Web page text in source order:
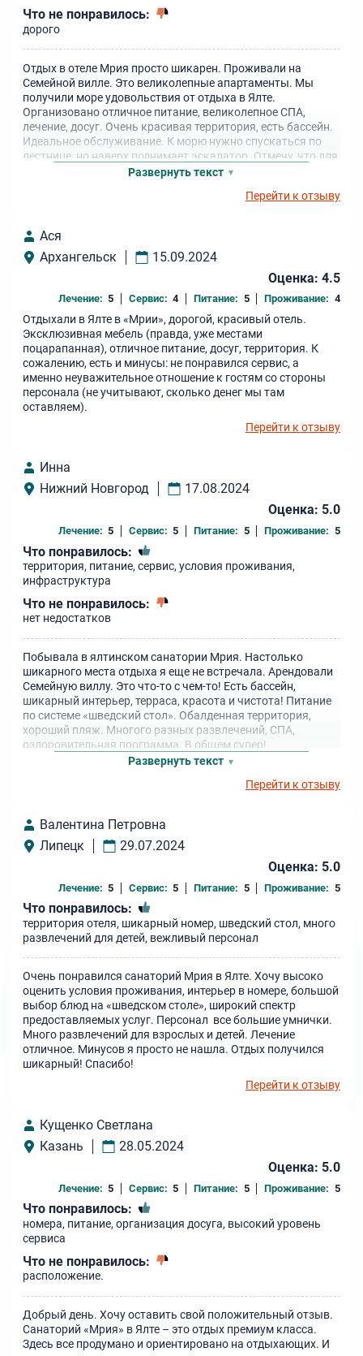
Что не понравилось:
дорого
Отдых в отеле Мрия просто шикарен. Проживали на
Семейной вилле. Это великолепные апартаменты. Мы
получили море удовольствия от отдыха в Ялте.
Организовано отличное питание, великолепное СПА,
лечение, досуг. Очень красивая территория, есть бассейн.
Идеальное обслуживание. К морю нужно спускаться по
лестнице, но наверх поднимает эскалатор. Отмечу, что для
удобства гостей предусмотрена каждая мелочь. Я в
Развернуть текст
Перейти к отзыву
Ася
Архангельск
15.09.2024
Оценка: 4.5
Лечение: 5 Сервис: 4 Питание: 5 Проживание: 4
Отдыхали в Ялте в «Мрии», дорогой, красивый отель.
Эксклюзивная мебель (правда, уже местами
поцарапанная), отличное питание, досуг, территория. К
сожалению, есть и минусы: не понравился сервис, а
именно неуважительное отношение к гостям со стороны
персонала (не учитывают, сколько денег мы там
оставляем).
Перейти к отзыву
Инна
Нижний Новгород
17.08.2024
Оценка: 5.0
Лечение: 5 Сервис: 5 Питание: 5 Проживание: 5
Что понравилось:
территория, питание, сервис, условия проживания,
инфраструктура
Что не понравилось:
нет недостатков
Побывала в ялтинском санатории Мрия. Настолько
шикарного места отдыха я еще не встречала. Арендовали
Семейную виллу. Это что-то с чем-то! Есть бассейн,
шикарный интерьер, терраса, красота и чистота! Питание
по системе «шведский стол». Обалденная территория,
хороший пляж. Многого разных развлечений, СПА,
оздоровительная программа. В общем супер!
Развернуть текст
Перейти к отзыву
Валентина Петровна
Липецк
29.07.2024
Оценка: 5.0
Лечение: 5 Сервис: 5 Питание: 5 Проживание: 5
Что понравилось:
территория отеля, шикарный номер, шведский стол, много
развлечений для детей, вежливый персонал
Очень понравился санаторий Мрия в Ялте. Хочу высоко
оценить условия проживания, интерьер в номере, большой
выбор блюд на «шведском столе», широкий спектр
предоставляемых услуг. Персонал все большие умнички.
Много развлечений для взрослых и детей. Лечение
отличное. Минусов я просто не нашла. Отдых получился
шикарный! Спасибо!
Перейти к отзыву
Кущенко Светлана
Казань
28.05.2024
Оценка: 5.0
Лечение: 5 Сервис: 5 Питание: 5 Проживание: 5
Что понравилось:
номера, питание, организация досуга, высокий уровень
сервиса
Что не понравилось:
расположение.
Добрый день. Хочу оставить свой положительный отзыв.
Санаторий «Мрия» в Ялте – это отдых премиум класса.
Здесь все продумано и ориентировано на отдыхающих. И